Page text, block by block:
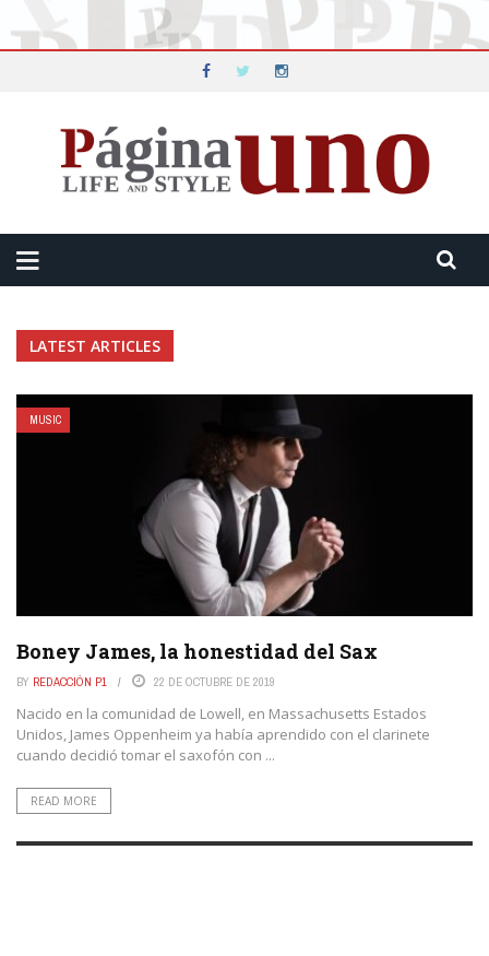
LATEST ARTICLES
MUSIC
Boney James, la honestidad del Sax
BY REDACCIÓN P1 22 DE OCTUBRE DE 2019
Nacido en la comunidad de Lowell, en Massachusetts Estados
Unidos, James Oppenheim ya había aprendido con el clarinete
cuando decidió tomar el saxofón con ...
READ MORE